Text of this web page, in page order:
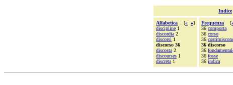
Indice
Alfabetica [« »]
discipline 1
discordia 2
discorsi 1
discorso 36
discosta 2
discourses 1
discreta 1
Frequenza [
36 comporta
36 corso
36
36 discorso
36
36 fosse
36 indica